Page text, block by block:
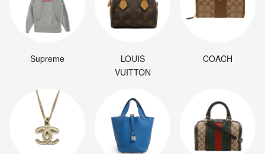
Supreme
LOUIS
VUITTON
COACH